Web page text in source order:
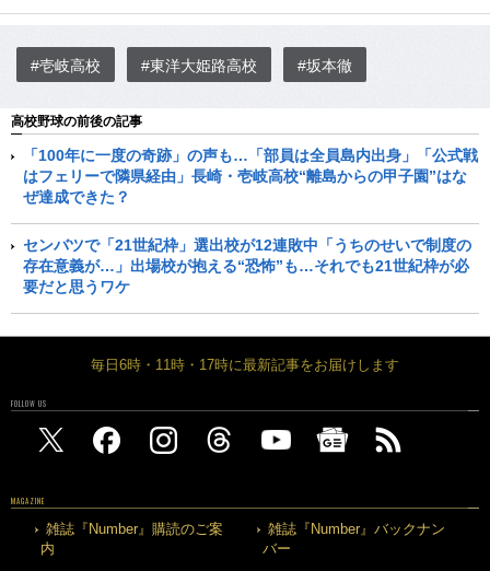
#壱岐高校 #東洋大姫路高校 #坂本徹
高校野球の前後の記事
「100年に一度の奇跡」の声も…「部員は全員島内出身」「公式戦
はフェリーで隣県経由」長崎・壱岐高校“離島からの甲子園”はな
ぜ達成できた？
センバツで「21世紀枠」選出校が12連敗中「うちのせいで制度の
存在意義が…」出場校が抱える“恐怖”も…それでも21世紀枠が必
要だと思うワケ
毎日6時・11時・17時に最新記事をお届けします
FOLLOW US
MAGAZINE
雑誌『Number』購読のご案
内
雑誌『Number』バックナン
バー